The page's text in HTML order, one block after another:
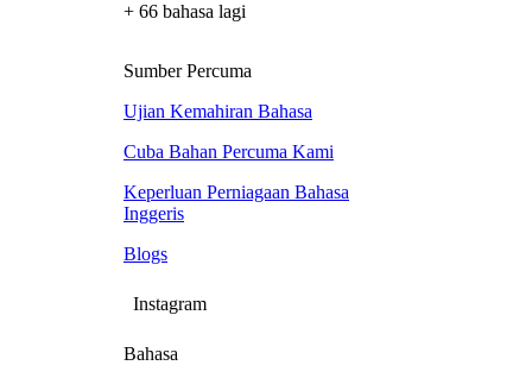
+ 66 bahasa lagi
Sumber Percuma
Ujian Kemahiran Bahasa
Cuba Bahan Percuma Kami
Keperluan Perniagaan Bahasa
Inggeris
Blogs
Instagram
Bahasa